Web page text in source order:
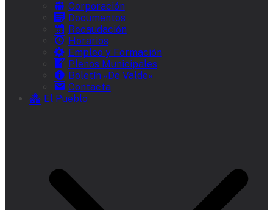
Corporación
Documentos
Recaudación
Horarios
Empleo y Formación
Plenos Municipales
Boletín «De Valde»
Contacta
El Pueblo